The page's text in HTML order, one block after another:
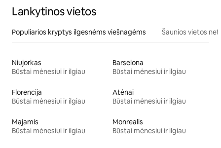
Lankytinos vietos
Populiarios kryptys ilgesnėms viešnagėms Šaunios vietos
Niujorkas
Būstai mėnesiui ir ilgiau
Barselona
Būstai mėnesiui ir ilgiau
Florencija
Būstai mėnesiui ir ilgiau
Atėnai
Būstai mėnesiui ir ilgiau
Majamis
Būstai mėnesiui ir ilgiau
Monrealis
Būstai mėnesiui ir ilgiau